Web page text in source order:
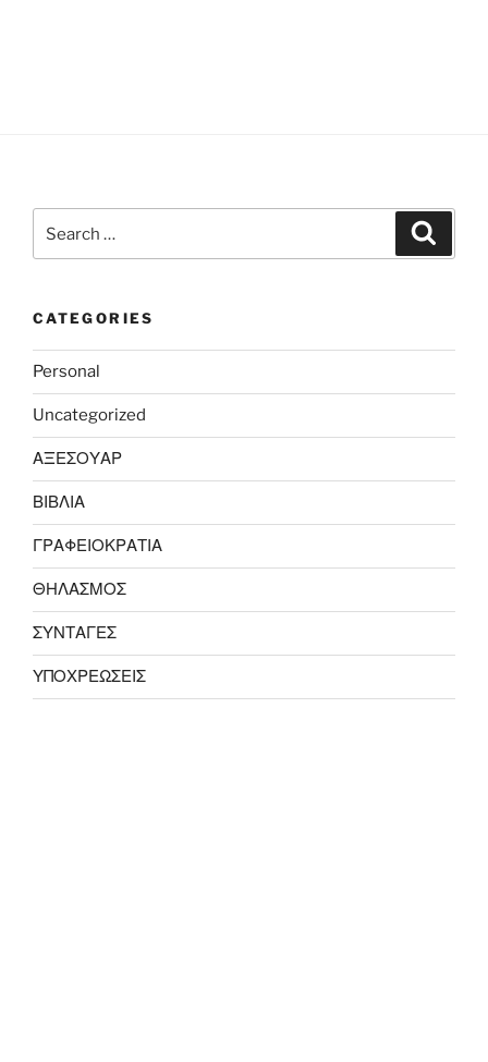
CATEGORIES
Personal
Uncategorized
ΑΞΕΣΟΥΑΡ
ΒΙΒΛΙΑ
ΓΡΑΦΕΙΟΚΡΑΤΙΑ
ΘΗΛΑΣΜΟΣ
ΣΥΝΤΑΓΕΣ
ΥΠΟΧΡΕΩΣΕΙΣ